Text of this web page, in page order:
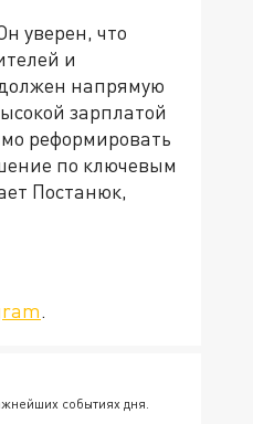
уверен, что
и
напрямую
зарплатой
реформировать
по ключевым
Постанюк,
.
событиях дня.